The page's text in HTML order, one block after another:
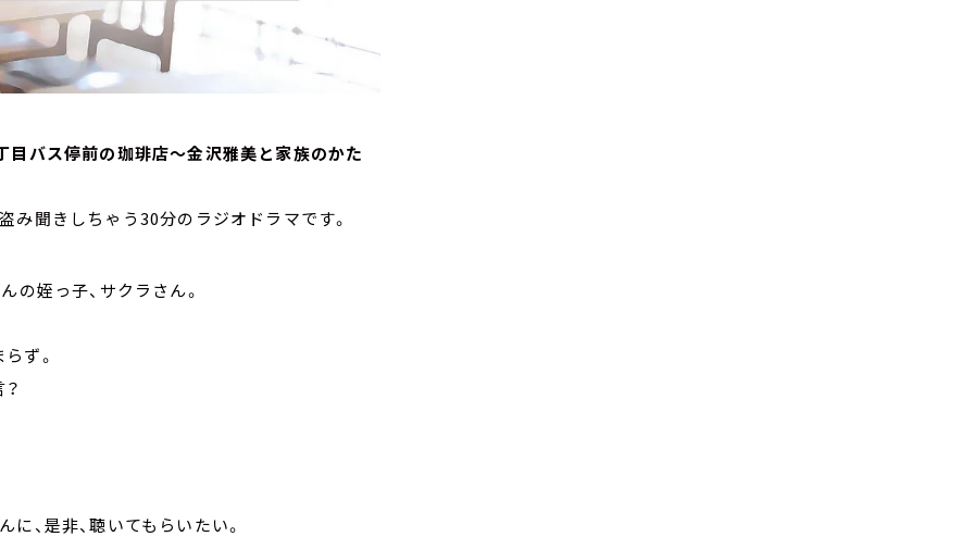
バス停前の珈琲店～金沢雅美と家族のかた
み聞きしちゃう30分のラジオドラマです。
の姪っ子、サクラさん。
ず。
、是非、聴いてもらいたい。